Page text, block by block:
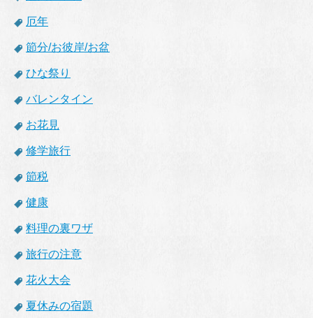
厄年
節分/お彼岸/お盆
ひな祭り
バレンタイン
お花見
修学旅行
節税
健康
料理の裏ワザ
旅行の注意
花火大会
夏休みの宿題